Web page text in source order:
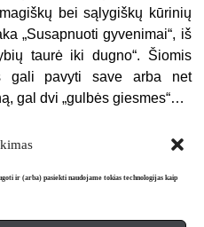
ir (arba) pasiekti naudojame tokias technologijas kaip
bei sąlygiškų kūrinių
„Susapnuoti gyvenimai“, iš
taurė iki dugno“. Šiomis
gali pavyti save arba net
gal dvi „gulbės giesmes“…